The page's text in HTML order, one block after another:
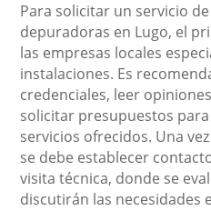
Para solicitar un servicio
depuradoras en Lugo, el
las empresas locales
instalaciones. Es
credenciales, leer
solicitar presupuestos
servicios ofrecidos. Una
se debe establecer
visita técnica, donde se
discutirán las necesidades